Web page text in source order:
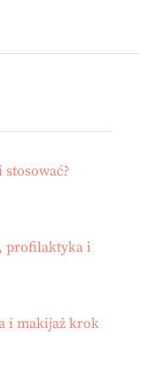
stosować?
profilaktyka i
i makijaż krok